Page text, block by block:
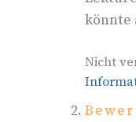
könnte
Nicht